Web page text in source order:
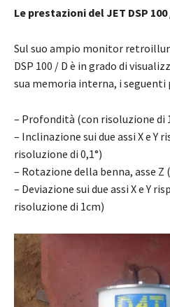
Le prestazioni del JET DSP 100
Sul suo ampio monitor
DSP 100 / D è in grado di
sua memoria interna, i seguenti
– Profondità (con risoluzione di
– Inclinazione sui due assi X e
risoluzione di 0,1°)
– Rotazione della benna, asse Z
– Deviazione sui due assi X e Y
risoluzione di 1cm)